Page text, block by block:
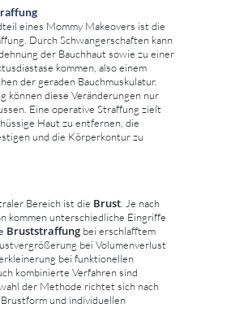
eines Mommy Makeovers ist die
Durch Schwangerschaften kann
der Bauchhaut sowie zu einer
kommen, also einem
der geraden Bauchmuskulatur.
können diese Veränderungen nur
Eine operative Straffung zielt
Haut zu entfernen, die
und die Körperkontur zu
Bereich ist die Brust . Je nach
kommen unterschiedliche Eingriffe
Bruststraffung bei erschlafftem
bei Volumenverlust
bei funktionellen
kombinierte Verfahren sind
der Methode richtet sich nach
und individuellen